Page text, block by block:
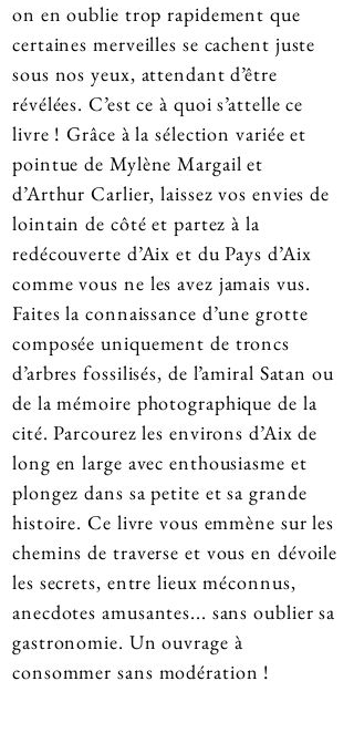
on en oublie trop rapidement que
certaines merveilles se cachent juste
sous nos yeux, attendant d’être
révélées. C’est ce à quoi s’attelle ce
livre ! Grâce à la sélection variée et
pointue de Mylène Margail et
d’Arthur Carlier, laissez vos envies de
lointain de côté et partez à la
redécouverte d’Aix et du Pays d’Aix
comme vous ne les avez jamais vus.
Faites la connaissance d’une grotte
composée uniquement de troncs
d’arbres fossilisés, de l’amiral Satan ou
de la mémoire photographique de la
cité. Parcourez les environs d’Aix de
long en large avec enthousiasme et
plongez dans sa petite et sa grande
histoire. Ce livre vous emmène sur les
chemins de traverse et vous en dévoile
les secrets, entre lieux méconnus,
anecdotes amusantes... sans oublier sa
gastronomie. Un ouvrage à
consommer sans modération !